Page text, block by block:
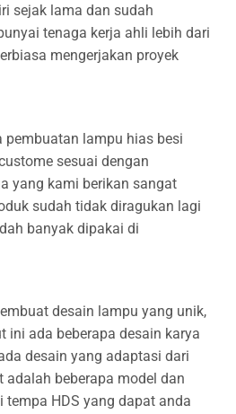
sejak lama dan sudah
tenaga kerja ahli lebih dari
mengerjakan proyek
pembuatan lampu hias besi
sesuai dengan
yang kami berikan sangat
sudah tidak diragukan lagi
banyak dipakai di
desain lampu yang unik,
ini ada beberapa desain karya
desain yang adaptasi dari
adalah beberapa model dan
tempa HDS yang dapat anda